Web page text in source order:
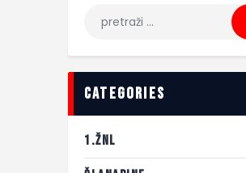
categories
1.ŽNL